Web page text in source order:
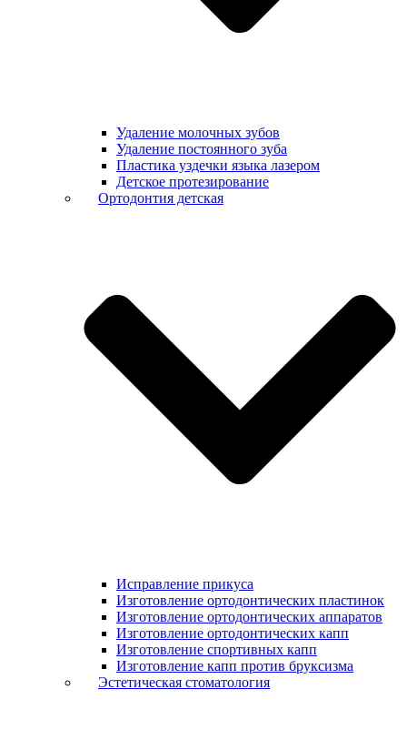
Удаление молочных зубов
Удаление постоянного зуба
Пластика уздечки языка лазером
Детское протезирование
Ортодонтия детская
Исправление прикуса
Изготовление ортодонтических пластинок
Изготовление ортодонтических аппаратов
Изготовление ортодонтических капп
Изготовление спортивных капп
Изготовление капп против бруксизма
Эстетическая стоматология